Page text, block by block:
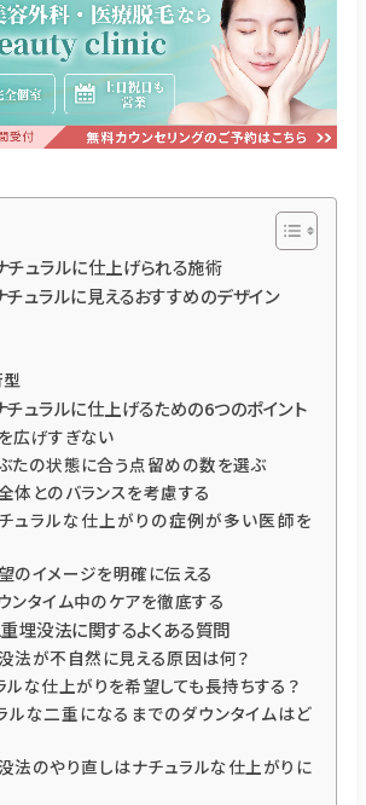
ュラルに仕上げられる施術
ュラルに見えるおすすめのデザイン
ュラルに仕上げるための6つのポイント
広げすぎない
たの状態に合う点留めの数を選ぶ
とのバランスを考慮する
ュラルな仕上がりの症例が多い医師を
イメージを明確に伝える
タイム中のケアを徹底する
埋没法に関するよくある質問
法が不自然に見える原因は何？
ルな仕上がりを希望しても長持ちする？
ルな二重になるまでのダウンタイムはど
法のやり直しはナチュラルな仕上がりに